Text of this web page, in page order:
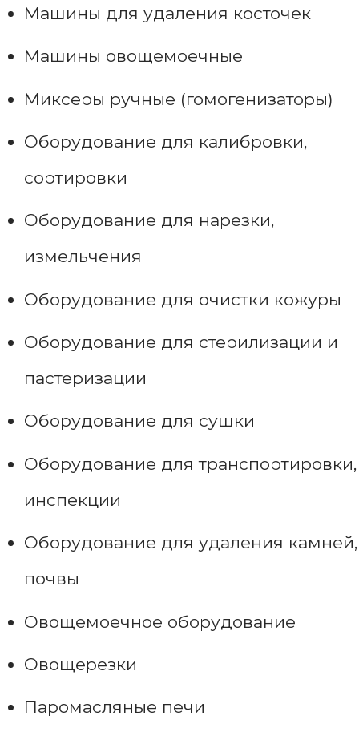
Машины для удаления косточек
Машины овощемоечные
Миксеры ручные (гомогенизаторы)
Оборудование для калибровки,
сортировки
Оборудование для нарезки,
измельчения
Оборудование для очистки кожуры
Оборудование для стерилизации и
пастеризации
Оборудование для сушки
Оборудование для транспортировки,
инспекции
Оборудование для удаления камней,
почвы
Овощемоечное оборудование
Овощерезки
Паромасляные печи